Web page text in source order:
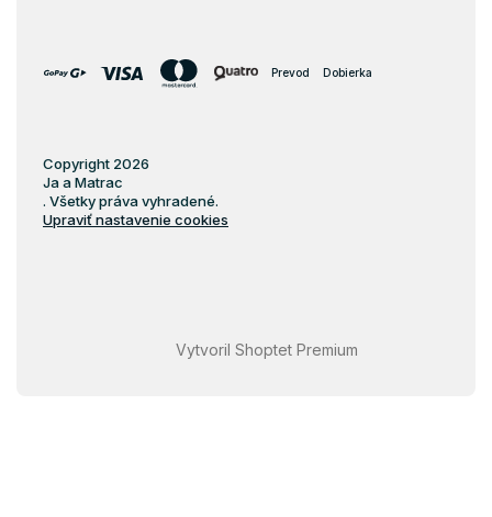
Prevod Dobierka
Vytvoril Shoptet Premium
Copyright 2026
Ja a Matrac
. Všetky práva vyhradené.
Upraviť nastavenie cookies